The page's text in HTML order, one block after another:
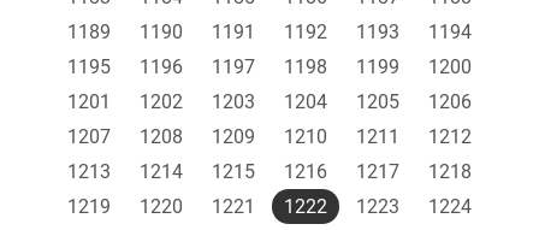
1189
1190 1191 1192 1193
1194
1195
1196 1197 1198 1199
1200
1201
1202 1203 1204 1205
1206
1207
1208 1209 1210 1211
1212
1213
1214 1215 1216 1217
1218
1219
1220 1221 1222 1223
1224